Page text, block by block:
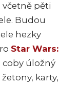
pěti
Budou
hezky
Star Wars:
coby úložný
karty,